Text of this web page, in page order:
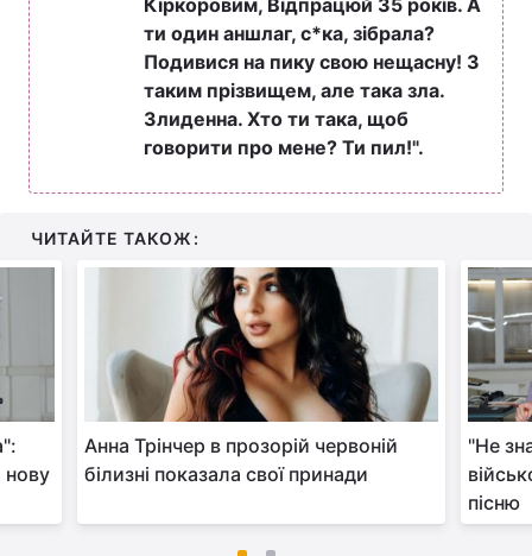
ти один аншлаг, с*ка, зібрала?
Подивися на пику свою нещасну! З
таким прізвищем, але така зла.
Злиденна. Хто ти така, щоб
говорити про мене? Ти пил!".
ЧИТАЙТЕ ТАКОЖ:
нову
Анна Трінчер в прозорій червоній
білизні показала свої принади
"Не
пісню